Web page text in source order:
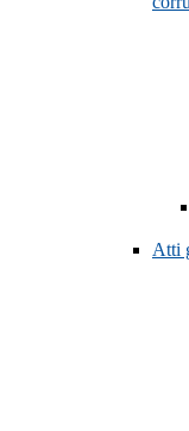
Atti